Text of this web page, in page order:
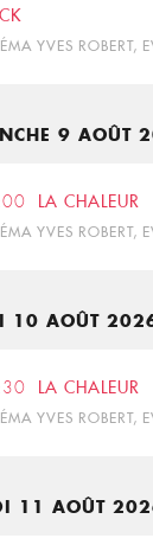
YVES ROBERT,
9 AOÛT
LA CHALEUR
YVES ROBERT,
10 AOÛT
LA CHALEUR
YVES ROBERT,
11 AOÛT